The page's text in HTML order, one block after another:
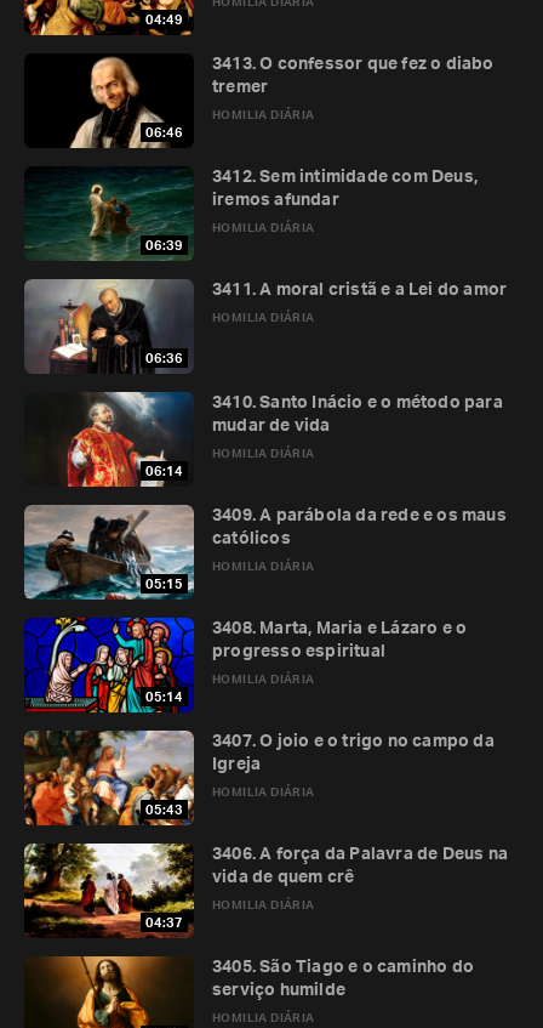
04:49
HOMILIA DIÁRIA
06:46
HOMILIA DIÁRIA
3413. O confessor que fez o diabo
tremer
06:39
HOMILIA DIÁRIA
3412. Sem intimidade com Deus,
iremos afundar
06:36
HOMILIA DIÁRIA
3411. A moral cristã e a Lei do amor
06:14
HOMILIA DIÁRIA
3410. Santo Inácio e o método para
mudar de vida
05:15
HOMILIA DIÁRIA
3409. A parábola da rede e os maus
católicos
05:14
HOMILIA DIÁRIA
3408. Marta, Maria e Lázaro e o
progresso espiritual
05:43
HOMILIA DIÁRIA
3407. O joio e o trigo no campo da
Igreja
04:37
HOMILIA DIÁRIA
3406. A força da Palavra de Deus na
vida de quem crê
HOMILIA DIÁRIA
3405. São Tiago e o caminho do
serviço humilde